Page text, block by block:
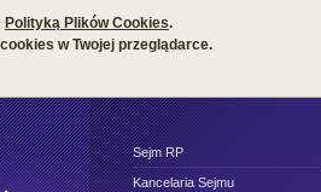
Polityką Plików Cookies.
w Twojej przeglądarce.
Sejm RP
Kancelaria Sejmu